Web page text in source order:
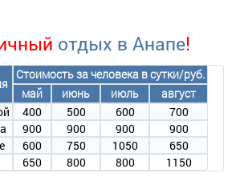
отдых в Анапе!
Стоимость за человека в сутки/руб.
май
июнь июль
август
400 500 600
700
900 900 900
900
600 750 1050
650
650 800 800 1150